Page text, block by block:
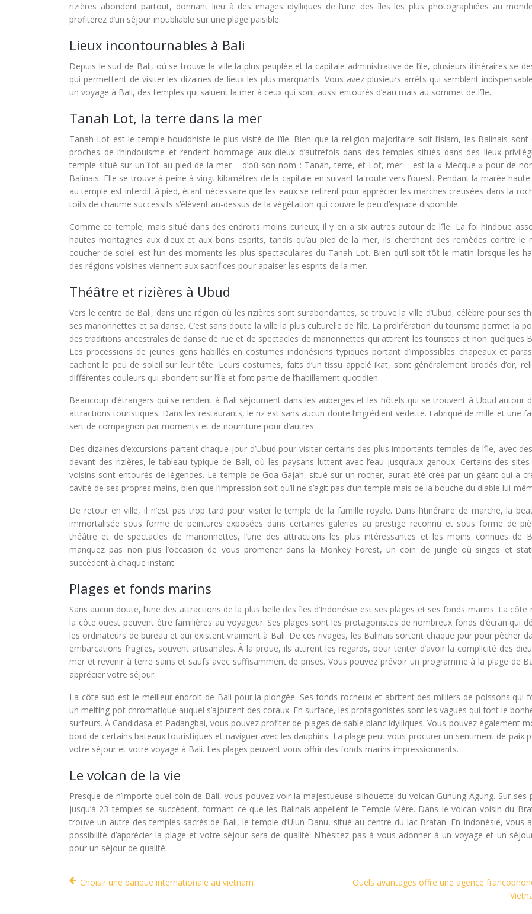
rizières abondent partout, donnant lieu à des images idylliques de l’une des îles les plus photographiées au
profiterez d’un séjour inoubliable sur une plage paisible.
Lieux incontournables à Bali
Depuis le sud de Bali, où se trouve la ville la plus peuplée et la capitale administrative de l’île, plusieurs itinéraires se
qui permettent de visiter les dizaines de lieux les plus marquants. Vous avez plusieurs arrêts qui semblent
un voyage à Bali, des temples qui saluent la mer à ceux qui sont aussi entourés d’eau mais au sommet de l’île.
Tanah Lot, la terre dans la mer
Tanah Lot est le temple bouddhiste le plus visité de l’île. Bien que la religion majoritaire soit l’islam, les Balinais sont
proches de l’hindouisme et rendent hommage aux dieux d’autrefois dans des temples situés dans des lieux
temple situé sur un îlot au pied de la mer – d’où son nom : Tanah, terre, et Lot, mer – est la « Mecque » pour de
Balinais. Elle se trouve à peine à vingt kilomètres de la capitale en suivant la route vers l’ouest. Pendant la marée haute
au temple est interdit à pied, étant nécessaire que les eaux se retirent pour apprécier les marches creusées dans la
toits de chaume successifs s’élèvent au-dessus de la végétation qui couvre le peu d’espace disponible.
Comme ce temple, mais situé dans des endroits moins curieux, il y en a six autres autour de l’île. La foi hindoue
hautes montagnes aux dieux et aux bons esprits, tandis qu’au pied de la mer, ils cherchent des remèdes contre le
coucher de soleil est l’un des moments les plus spectaculaires du Tanah Lot. Bien qu’il soit tôt le matin lorsque les
des régions voisines viennent aux sacrifices pour apaiser les esprits de la mer.
Théâtre et rizières à Ubud
Vers le centre de Bali, dans une région où les rizières sont surabondantes, se trouve la ville d’Ubud, célèbre pour ses
ses marionnettes et sa danse. C’est sans doute la ville la plus culturelle de l’île. La prolifération du tourisme permet la
des traditions ancestrales de danse de rue et de spectacles de marionnettes qui attirent les touristes et non quelques
Les processions de jeunes gens habillés en costumes indonésiens typiques portant d’impossibles chapeaux et
cachent le peu de soleil sur leur tête. Leurs costumes, faits d’un tissu appelé ikat, sont généralement brodés d’or,
différentes couleurs qui abondent sur l’île et font partie de l’habillement quotidien.
Beaucoup d’étrangers qui se rendent à Bali séjournent dans les auberges et les hôtels qui se trouvent à Ubud autour
attractions touristiques. Dans les restaurants, le riz est sans aucun doute l’ingrédient vedette. Fabriqué de mille et une
sert de compagnon par moments et de nourriture pour d’autres.
Des dizaines d’excursions partent chaque jour d’Ubud pour visiter certains des plus importants temples de l’île, avec
devant des rizières, le tableau typique de Bali, où les paysans luttent avec l’eau jusqu’aux genoux. Certains des sites
voisins sont entourés de légendes. Le temple de Goa Gajah, situé sur un rocher, aurait été créé par un géant qui a
cavité de ses propres mains, bien que l’impression soit qu’il ne s’agit pas d’un temple mais de la bouche du diable lui-
De retour en ville, il n’est pas trop tard pour visiter le temple de la famille royale. Dans l’itinéraire de marche, la
immortalisée sous forme de peintures exposées dans certaines galeries au prestige reconnu et sous forme de
théâtre et de spectacles de marionnettes, l’une des attractions les plus intéressantes et les moins connues de
manquez pas non plus l’occasion de vous promener dans la Monkey Forest, un coin de jungle où singes et
succèdent à chaque instant.
Plages et fonds marins
Sans aucun doute, l’une des attractions de la plus belle des îles d’Indonésie est ses plages et ses fonds marins. La côte
la côte ouest peuvent être familières au voyageur. Ses plages sont les protagonistes de nombreux fonds d’écran qui
les ordinateurs de bureau et qui existent vraiment à Bali. De ces rivages, les Balinais sortent chaque jour pour pêcher
embarcations fragiles, souvent artisanales. À la proue, ils attirent les regards, pour tenter d’avoir la complicité des
mer et revenir à terre sains et saufs avec suffisamment de prises. Vous pouvez prévoir un programme à la plage de
apprécier votre séjour.
La côte sud est le meilleur endroit de Bali pour la plongée. Ses fonds rocheux et abritent des milliers de poissons qui
un melting-pot chromatique auquel s’ajoutent des coraux. En surface, les protagonistes sont les vagues qui font le
surfeurs. À Candidasa et Padangbai, vous pouvez profiter de plages de sable blanc idylliques. Vous pouvez également
bord de certains bateaux touristiques et naviguer avec les dauphins. La plage peut vous procurer un sentiment de paix
votre séjour et votre voyage à Bali. Les plages peuvent vous offrir des fonds marins impressionnants.
Le volcan de la vie
Presque de n’importe quel coin de Bali, vous pouvez voir la majestueuse silhouette du volcan Gunung Agung. Sur ses
jusqu’à 23 temples se succèdent, formant ce que les Balinais appellent le Temple-Mère. Dans le volcan voisin du
trouve un autre des temples sacrés de Bali, le temple d’Ulun Danu, situé au centre du lac Bratan. En Indonésie, vous
possibilité d’apprécier la plage et votre séjour sera de qualité. N’hésitez pas à vous adonner à un voyage et un
pour un séjour de qualité.
Choisir une banque internationale au vietnam
Quels avantages offre une agence